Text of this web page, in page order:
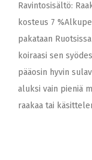
Ravintosisältö:
kosteus 7
pakataan
koiraasi sen
pääosin hyvin
aluksi vain pieniä
raakaa tai